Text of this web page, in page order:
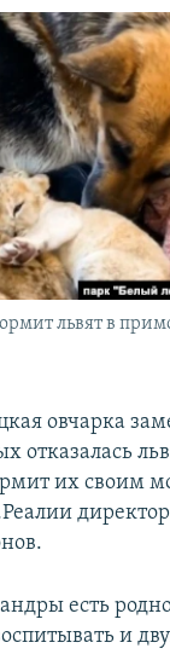
РАССЫЛКУ
львят в
овчарка
отказалась
их своим
есть
и